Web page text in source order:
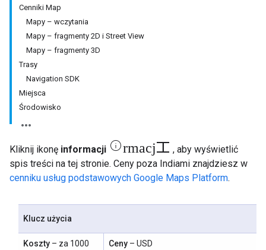
Cenniki Map
Mapy – wczytania
Mapy – fragmenty 2D i Street View
Mapy – fragmenty 3D
Trasy
Navigation SDK
Miejsca
Środowisko
Kliknij ikonę informacji informacji , aby wyświetlić
spis treści na tej stronie. Ceny poza Indiami znajdziesz w
cenniku usług podstawowych Google Maps Platform.
Klucz użycia
Koszty – za 1000
Ceny – USD